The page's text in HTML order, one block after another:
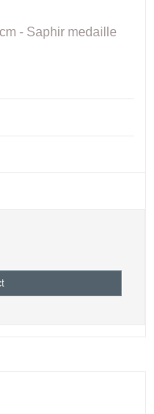
- Saphir medaille